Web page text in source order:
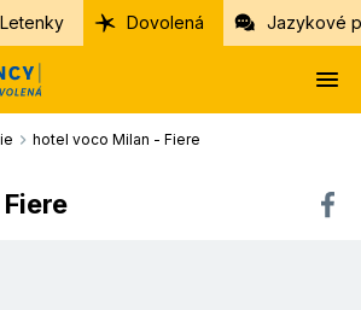
Letenky Dovolená Jazykové
hotel voco Milan - Fiere